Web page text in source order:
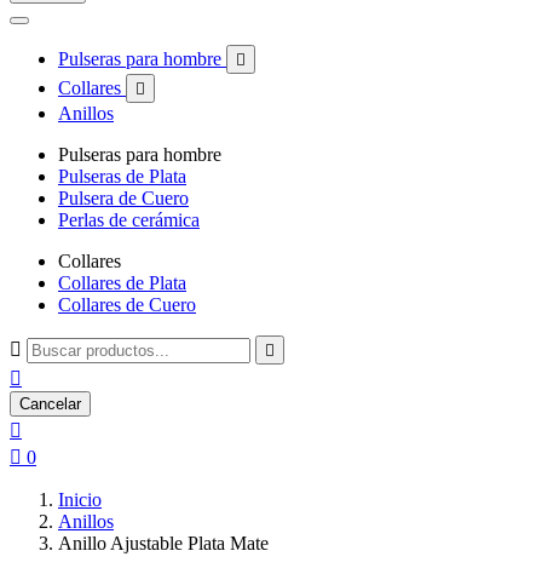
Pulseras para hombre 
Collares 
Anillos
Pulseras para hombre
Pulseras de Plata
Pulsera de Cuero
Perlas de cerámica
Collares
Collares de Plata
Collares de Cuero
 

Cancelar

 0
Inicio
Anillos
Anillo Ajustable Plata Mate